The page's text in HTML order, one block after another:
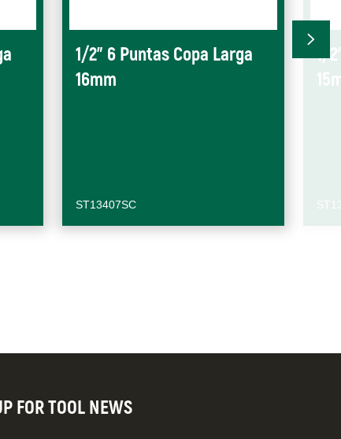
1/2" 6 Puntas Copa Larga
16mm
ST13407SC
1/
FOR TOOL NEWS